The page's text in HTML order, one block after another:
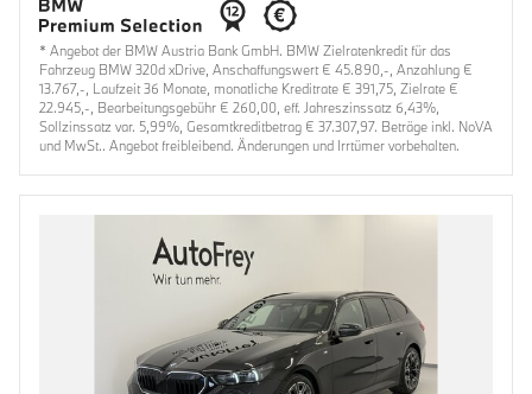
* Angebot der BMW Austria Bank GmbH. BMW Zielratenkredit für das
Fahrzeug BMW 320d xDrive, Anschaffungswert € 45.890,-, Anzahlung €
13.767,-, Laufzeit 36 Monate, monatliche Kreditrate € 391,75, Zielrate €
22.945,-, Bearbeitungsgebühr € 260,00, eff. Jahreszinssatz 6,43%,
Sollzinssatz var. 5,99%, Gesamtkreditbetrag € 37.307,97. Beträge inkl. NoVA
und MwSt.. Angebot freibleibend. Änderungen und Irrtümer vorbehalten.